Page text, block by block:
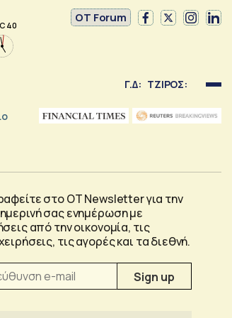
40
OT Forum
Γ.Δ: ΤΖΙΡΟΣ:
στο OT Newsletter για την
σας ενημέρωση με
από την οικονομία, τις
τις αγορές και τα διεθνή.